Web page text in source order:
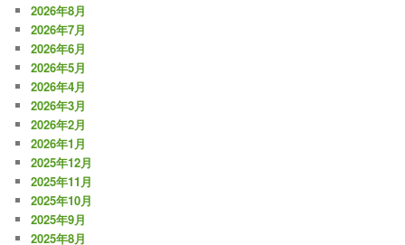
2026年8月
2026年7月
2026年6月
2026年5月
2026年4月
2026年3月
2026年2月
2026年1月
2025年12月
2025年11月
2025年10月
2025年9月
2025年8月